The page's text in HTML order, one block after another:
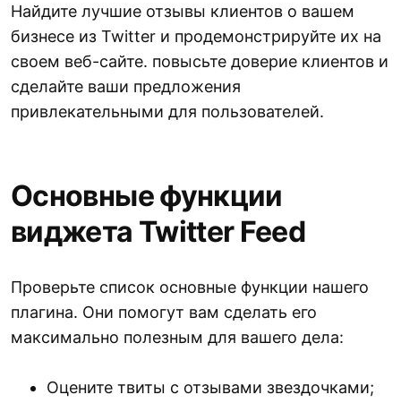
Найдите лучшие отзывы клиентов о вашем
бизнесе из Twitter и продемонстрируйте их на
своем веб-сайте. повысьте доверие клиентов и
сделайте ваши предложения
привлекательными для пользователей.
Основные функции
виджета Twitter Feed
Проверьте список основные функции нашего
плагина. Они помогут вам сделать его
максимально полезным для вашего дела:
Оцените твиты с отзывами звездочками;